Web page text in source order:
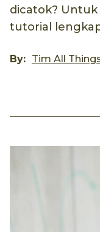
dicatok? Untuk
tutorial
By: Tim All